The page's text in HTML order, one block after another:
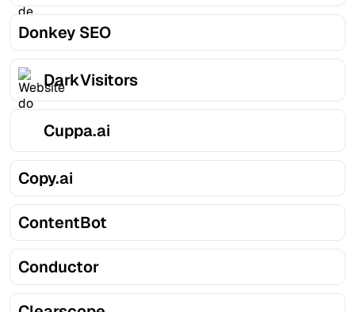
Donkey SEO
DarkVisitors
Cuppa.ai
Copy.ai
ContentBot
Conductor